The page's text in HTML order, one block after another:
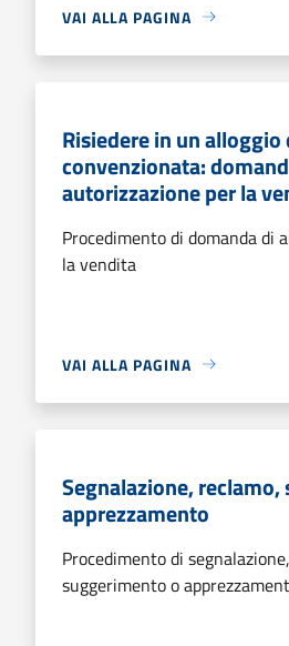
VAI ALLA PAGINA
Risiedere in un
convenzionata:
autorizzazione per la
Procedimento di domanda di
la vendita
VAI ALLA PAGINA
Segnalazione,
apprezzamento
Procedimento di
suggerimento o